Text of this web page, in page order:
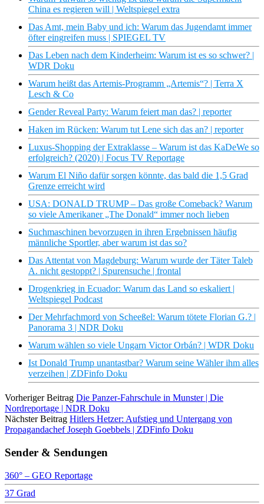
China es regieren will | Weltspiegel extra
Das Amt, mein Baby und ich: Warum das Jugendamt immer
öfter eingreifen muss | SPIEGEL TV
Das Leben nach dem Kinderheim: Warum ist es so schwer? |
WDR Doku
Warum heißt das Artemis-Programm „Artemis“? | Terra X
Lesch & Co
Gender Reveal Party: Warum feiert man das? | reporter
Haken im Rücken: Warum tut Lene sich das an? | reporter
Luxus-Shopping der Extraklasse – Warum ist das KaDeWe so
erfolgreich? (2020) | Focus TV Reportage
Warum El Niño dafür sorgen könnte, das bald die 1,5 Grad
Grenze erreicht wird
USA: DONALD TRUMP – Das große Comeback? Warum
so viele Amerikaner „The Donald“ immer noch lieben
Suchmaschinen bevorzugen in ihren Ergebnissen häufig
männliche Sportler, aber warum ist das so?
Das Attentat von Magdeburg: Warum wurde der Täter Taleb
A. nicht gestoppt? | Spurensuche | frontal
Drogenkrieg in Ecuador: Warum das Land so eskaliert |
Weltspiegel Podcast
Der Mehrfachmord von Scheeßel: Warum tötete Florian G.? |
Panorama 3 | NDR Doku
Warum wählen so viele Ungarn Victor Orbán? | WDR Doku
Ist Donald Trump unantastbar? Warum seine Wähler ihm alles
verzeihen | ZDFinfo Doku
Vorheriger Beitrag Die Panzer-Fahrschule in Munster | Die
Nordreportage | NDR Doku
Nächster Beitrag Hitlers Hetzer: Aufstieg und Untergang von
Propagandachef Joseph Goebbels | ZDFinfo Doku
Sender & Sendungen
360° – GEO Reportage
37 Grad